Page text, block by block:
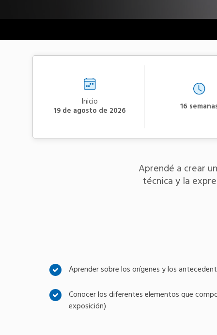
Inicio
19 de agosto de 2026 16
Aprendé a crear
técnica y la
Aprender sobre los orígenes y los
Conocer los diferentes elementos que
exposición)